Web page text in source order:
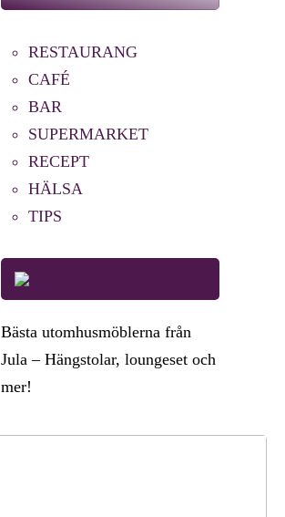
RESTAURANG
CAFÉ
BAR
SUPERMARKET
RECEPT
HÄLSA
TIPS
Bästa utomhusmöblerna från
Jula – Hängstolar, loungeset och
mer!